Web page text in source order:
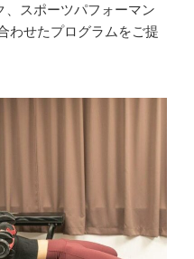
、スポーツパフォーマン
わせたプログラムをご提